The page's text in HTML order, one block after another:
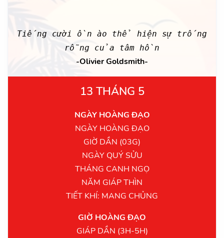
Tiếng cười ồn ào thể hiện sự trống
rỗng của tâm hồn
-Olivier Goldsmith-
13 THÁNG 5
NGÀY HOÀNG ĐẠO
NGÀY HOÀNG ĐẠO
GIỜ DẦN (03G)
NGÀY QUÝ SỬU
THÁNG CANH NGỌ
NĂM GIÁP THÌN
TIẾT KHÍ: MANG CHỦNG
GIỜ HOÀNG ĐẠO
GIÁP DẦN (3H-5H)